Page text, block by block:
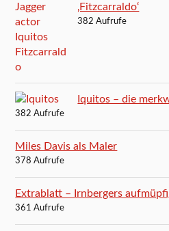
‚Fitzcarraldo‘
382 Aufrufe
Iquitos – die
382 Aufrufe
Miles Davis als Maler
378 Aufrufe
Extrablatt – Irnbergers
361 Aufrufe